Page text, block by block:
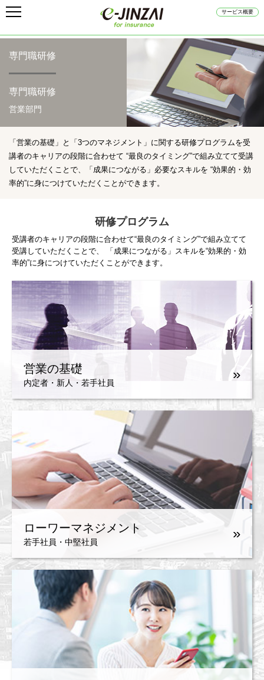
サービス概要
専門職研修
専門職研修
営業部門
「営業の基礎」と「3つのマネジメント」に関する研修プログラムを受
講者のキャリアの段階に合わせて “最良のタイミング”で組み立てて受講
していただくことで、「成果につながる」必要なスキルを “効果的・効
率的”に身につけていただくことができます。
研修プログラム
受講者のキャリアの段階に合わせて“最良のタイミング”で組み立てて
受講していただくことで、
「成果につながる」スキルを“効果的・効
率的”に身につけていただくことができます。
営業の基礎
内定者・新人・若手社員
»
ローワーマネジメント
若手社員・中堅社員
»